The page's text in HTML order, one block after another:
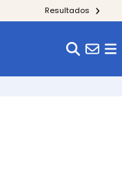
Resultados